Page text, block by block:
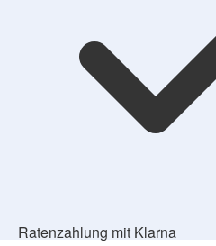
Ratenzahlung mit Klarna